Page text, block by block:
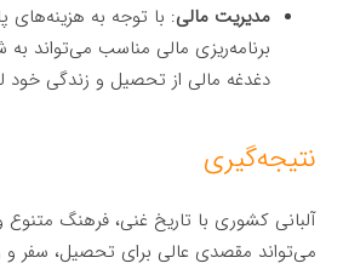
مدیریت مالی: با توجه به هزینه‌های
برنامه‌ریزی مالی مناسب می‌تواند
دغدغه مالی از تحصیل و زندگی خود
نتیجه‌گیری
آلبانی کشوری با تاریخ غنی، فرهنگ
می‌تواند مقصدی عالی برای تحصیل، سفر و